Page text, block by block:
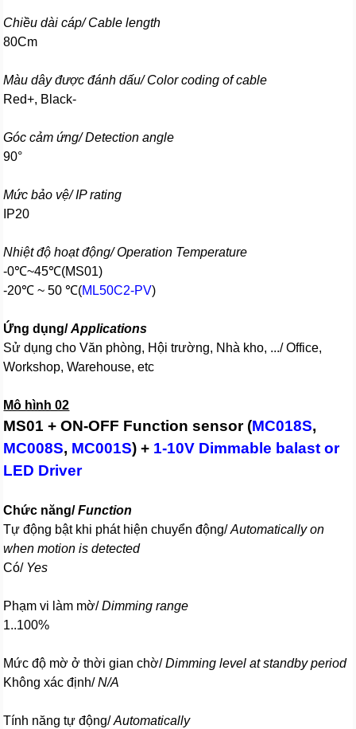
Chiều dài cáp/ Cable length
80Cm
Màu dây được đánh dấu/ Color coding of cable
Red+, Black-
Góc cảm ứng/ Detection angle
90°
Mức bảo vệ/ IP rating
IP20
Nhiệt độ hoạt động/ Operation Temperature
-0℃~45℃(MS01)
-20℃ ~ 50 ℃(ML50C2-PV)
Ứng dụng/Applications
Sử dụng cho Văn phòng, Hội trường, Nhà kho, .../ Office,
Workshop, Warehouse, etc
Mô hình 02
MS01 + ON-OFF Function sensor (MC018S,
MC008S, MC001S) + 1-10V Dimmable balast or
LED Driver
Chức năng/Function
Tự động bật khi phát hiện chuyển động/Automatically on
when motion is detected
Có/ Yes
Phạm vi làm mờ/Dimming range
1..100%
Mức độ mờ ở thời gian chờ/Dimming level at standby period
Không xác định/N/A
Tính năng tự động/Automatically